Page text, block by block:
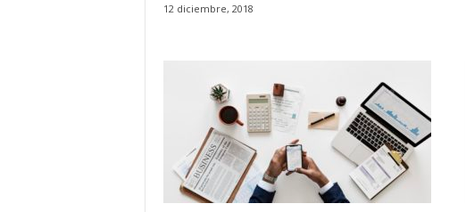
12 diciembre, 2018